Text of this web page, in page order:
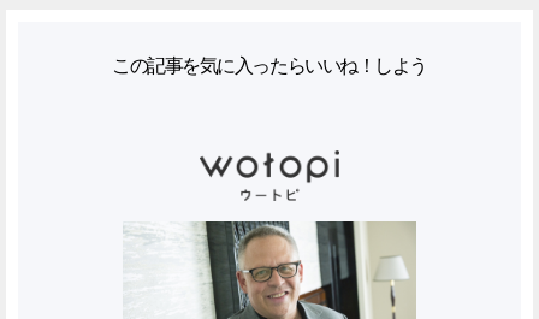
この記事を気に入ったらいいね！しよう